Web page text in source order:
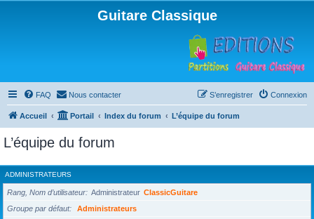
Guitare Classique
FAQ Nous contacter Connexion
S’enregistrer
Accueil Portail Index du forum L’équipe du forum
L’équipe du forum
ADMINISTRATEURS
Rang, Nom d’utilisateur Administrateur ClassicGuitare
Groupe par défaut
Administrateurs